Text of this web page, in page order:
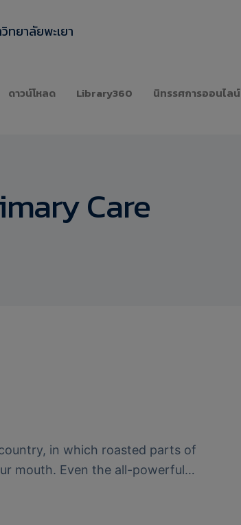
ทยาลัยพะเยา
ดาวน์โหลด Library360 นิทรรศการออนไลน์
Care
in which roasted parts of
mouth. Even the all-powerful
day however a small line of blind